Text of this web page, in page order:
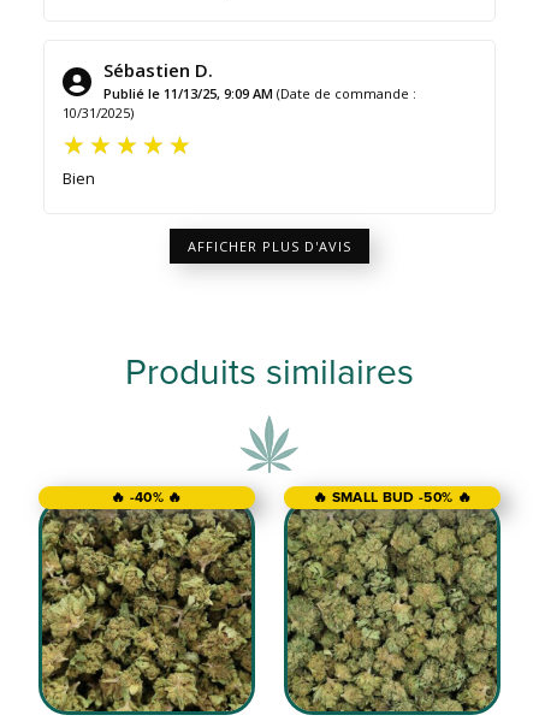
Sébastien D.
Publié le 11/13/25, 9:09 AM (Date de commande :
10/31/2025)
Bien
AFFICHER PLUS D'AVIS
Produits similaires
🔥 -40% 🔥 🔥 SMALL BUD -50% 🔥